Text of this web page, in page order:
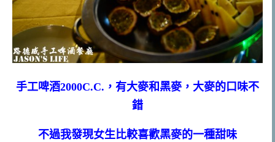
手工啤酒2000C.C.，有大麥和黑麥，大麥的口味不
錯
不過我發現女生比較喜歡黑麥的一種甜味